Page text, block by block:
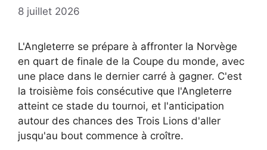
8 juillet 2026
L'Angleterre se prépare à affronter la Norvège
en quart de finale de la Coupe du monde, avec
une place dans le dernier carré à gagner. C'est
la troisième fois consécutive que l'Angleterre
atteint ce stade du tournoi, et l'anticipation
autour des chances des Trois Lions d'aller
jusqu'au bout commence à croître.